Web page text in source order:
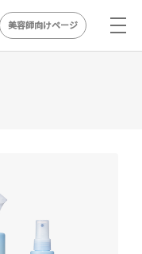
美容師向けページ